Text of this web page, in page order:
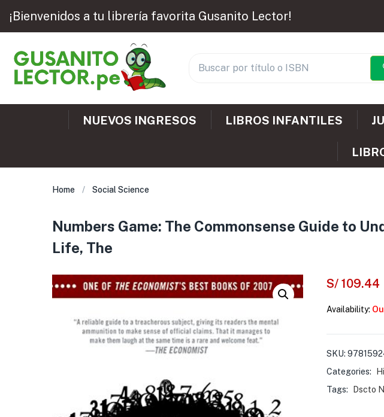
¡Bienvenidos a tu librería favorita Gusanito Lector!
NUEVOS INGRESOS LIBROS INFANTILES
Home Social Science
Numbers Game: The Commonsense Guide to
Life, The
S/109.44
Availability:
SKU:
Categories:
Tags:
Dscto